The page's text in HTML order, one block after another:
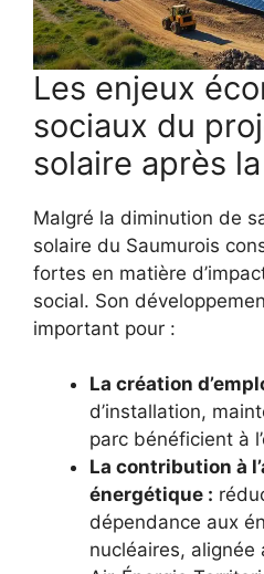
Les enjeux
sociaux du
solaire après
Malgré la diminution de
solaire du Saumurois
fortes en matière
social. Son
important pour :
La création
d’installation,
parc bénéficient à
La contribution à
énergétique :
dépendance aux
nucléaires, alignée